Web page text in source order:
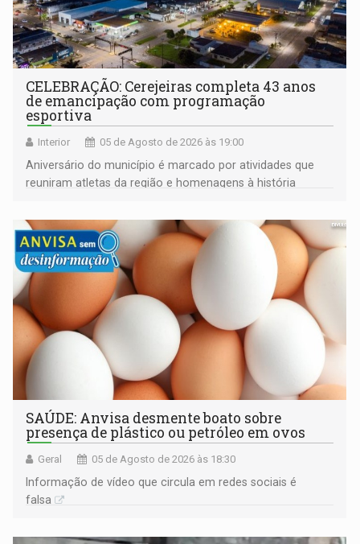
CELEBRAÇÃO: Cerejeiras completa 43 anos
de emancipação com programação
esportiva
Interior 05 de Agosto de 2026 às 19:00
Aniversário do município é marcado por atividades que
reuniram atletas da região e homenagens à história
SAÚDE: Anvisa desmente boato sobre
presença de plástico ou petróleo em ovos
Geral 05 de Agosto de 2026 às 18:30
Informação de vídeo que circula em redes sociais é
falsa